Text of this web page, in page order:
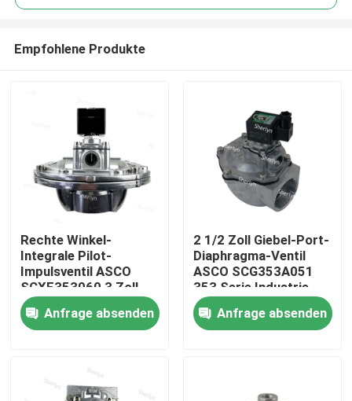
Zu Hause
Empfohlene Produkte
Rechte Winkel-
Integrale Pilot-
Impulsventil ASCO
SCXE353060 3 Zoll
Stabiler Arbeitsdruck
Anfrage absenden
2 1/2 Zoll Giebel-Port-
Diaphragma-Ventil
ASCO SCG353A051
353 Serie Industrie-
Staubreinigung
Anfrage absenden